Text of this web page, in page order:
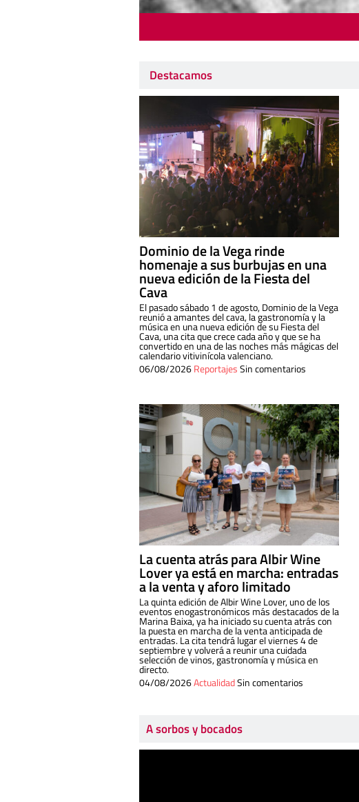
Destacamos
Dominio de la Vega rinde
homenaje a sus burbujas en una
nueva edición de la Fiesta del
Cava
El pasado sábado 1 de agosto, Dominio de la Vega
reunió a amantes del cava, la gastronomía y la
música en una nueva edición de su Fiesta del
Cava, una cita que crece cada año y que se ha
convertido en una de las noches más mágicas del
calendario vitivinícola valenciano.
06/08/2026ReportajesSin comentarios
La cuenta atrás para Albir Wine
Lover ya está en marcha: entradas
a la venta y aforo limitado
La quinta edición de Albir Wine Lover, uno de los
eventos enogastronómicos más destacados de la
Marina Baixa, ya ha iniciado su cuenta atrás con
la puesta en marcha de la venta anticipada de
entradas. La cita tendrá lugar el viernes 4 de
septiembre y volverá a reunir una cuidada
selección de vinos, gastronomía y música en
directo.
04/08/2026ActualidadSin comentarios
A sorbos y bocados